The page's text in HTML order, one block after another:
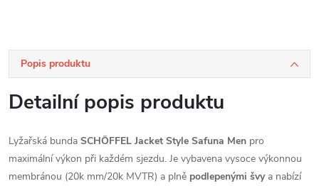
Popis produktu
Detailní popis produktu
Lyžařská bunda SCHÖFFEL Jacket Style Safuna Men pro
maximální výkon při každém sjezdu. Je vybavena vysoce výkonnou
membránou (20k mm/20k MVTR) a plně podlepenými švya nabízí